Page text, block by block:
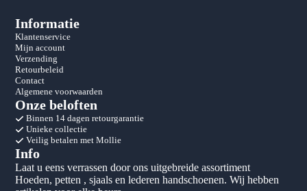
Informatie
Klantenservice
Mijn account
Verzending
Retourbeleid
Contact
Algemene voorwaarden
Onze beloften
Binnen 14 dagen retourgarantie
Unieke collectie
Veilig betalen met Mollie
Info
Laat u eens verrassen door ons uitgebreide assortiment
Hoeden, petten , sjaals en lederen handschoenen. Wij hebben